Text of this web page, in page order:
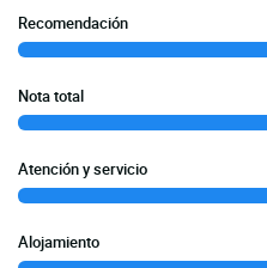
Recomendación
Nota total
Atención y servicio
Alojamiento